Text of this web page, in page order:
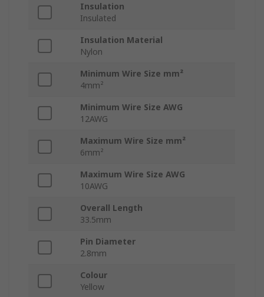
Insulation
Insulated
Insulation Material
Nylon
Minimum Wire Size mm²
4mm²
Minimum Wire Size AWG
12AWG
Maximum Wire Size mm²
6mm²
Maximum Wire Size AWG
10AWG
Overall Length
33.5mm
Pin Diameter
2.8mm
Colour
Yellow